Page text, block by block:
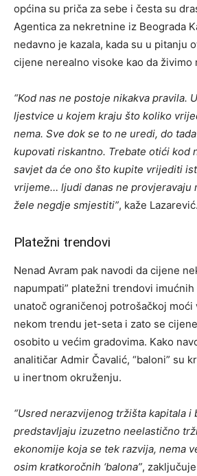
općina su priča za sebe i česta su
Agentica za nekretnine iz Beograda
nedavno je kazala, kada su u pitanju
cijene nerealno visoke kao da živimo
“Kod nas ne postoje nikakva pravila.
ljestvice u kojem kraju što koliko
nema. Sve dok se to ne uredi, do
kupovati riskantno. Trebate otići kod
savjet da će ono što kupite vrijediti
vrijeme… ljudi danas ne provjeravaju
žele negdje smjestiti”, kaže Lazarević.
Platežni trendovi
Nenad Avram pak navodi da cijene
napumpati” platežni trendovi
unatoč ograničenoj potrošačkoj moći
nekom trendu jet-seta i zato se cijene
osobito u većim gradovima. Kako
analitičar Admir Čavalić, “baloni” su
u inertnom okruženju.
“Usred nerazvijenog tržišta kapitala i
predstavljaju izuzetno neelastično
ekonomije koja se tek razvija, nema
osim kratkoročnih ‘balona”,